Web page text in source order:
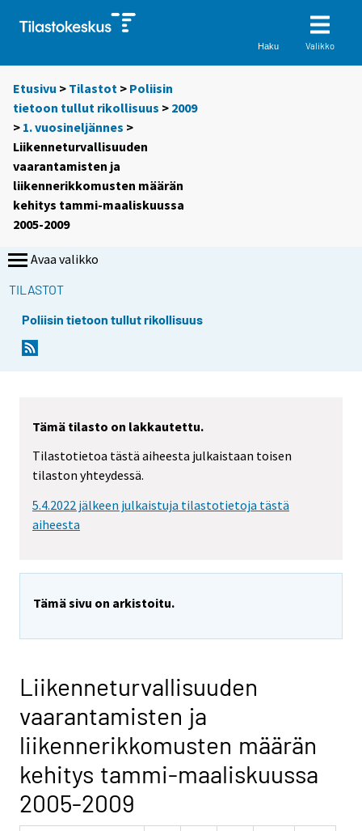
Haku Valikko
Etusivu > Tilastot > Poliisin
tietoon tullut rikollisuus > 2009
> 1. vuosineljännes >
Liikenneturvallisuuden
vaarantamisten ja
liikennerikkomusten määrän
kehitys tammi-maaliskuussa
2005-2009
Avaa valikko
TILASTOT
Poliisin tietoon tullut rikollisuus
Tämä tilasto on lakkautettu.
Tilastotietoa tästä aiheesta julkaistaan toisen
tilaston yhteydessä.
5.4.2022 jälkeen julkaistuja tilastotietoja tästä
aiheesta
Tämä sivu on arkistoitu.
Liikenneturvallisuuden
vaarantamisten ja
liikennerikkomusten määrän
kehitys tammi-maaliskuussa
2005-2009